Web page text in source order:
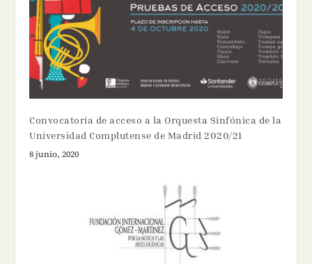
Convocatoria de acceso a la Orquesta Sinfónica de la
Universidad Complutense de Madrid 2020/21
8 junio, 2020